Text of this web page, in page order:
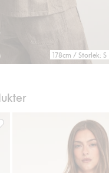
178cm / Storlek: S
linne, Lägg